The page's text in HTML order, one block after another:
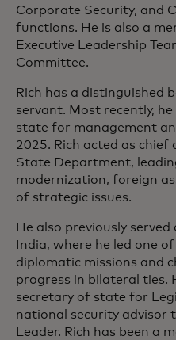
Corporate Security, and
functions. He is also a
Executive Leadership
Committee.
Rich has a distinguished
servant. Most recently,
state for management
2025. Rich acted as
State Department,
modernization, foreign
of strategic issues.
He also previously
India, where he led one
diplomatic missions and
progress in bilateral ties.
secretary of state for
national security advisor
Leader. Rich has been a